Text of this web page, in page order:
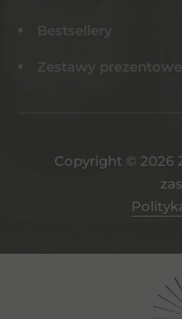
Bestsellery
Zestawy prezentowe
Copyright © 2026